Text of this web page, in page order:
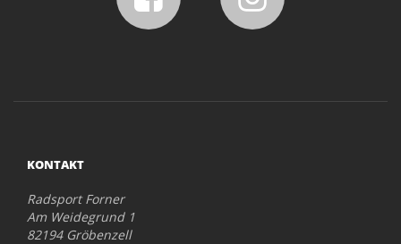
KONTAKT
Radsport Forner
Am Weidegrund 1
82194 Gröbenzell